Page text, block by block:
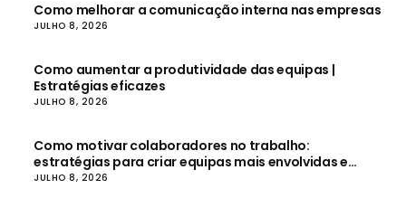
Como melhorar a comunicação interna nas empresas
JULHO 8, 2026
Como aumentar a produtividade das equipas |
Estratégias eficazes
JULHO 8, 2026
Como motivar colaboradores no trabalho:
estratégias para criar equipas mais envolvidas e
produtivas
JULHO 8, 2026